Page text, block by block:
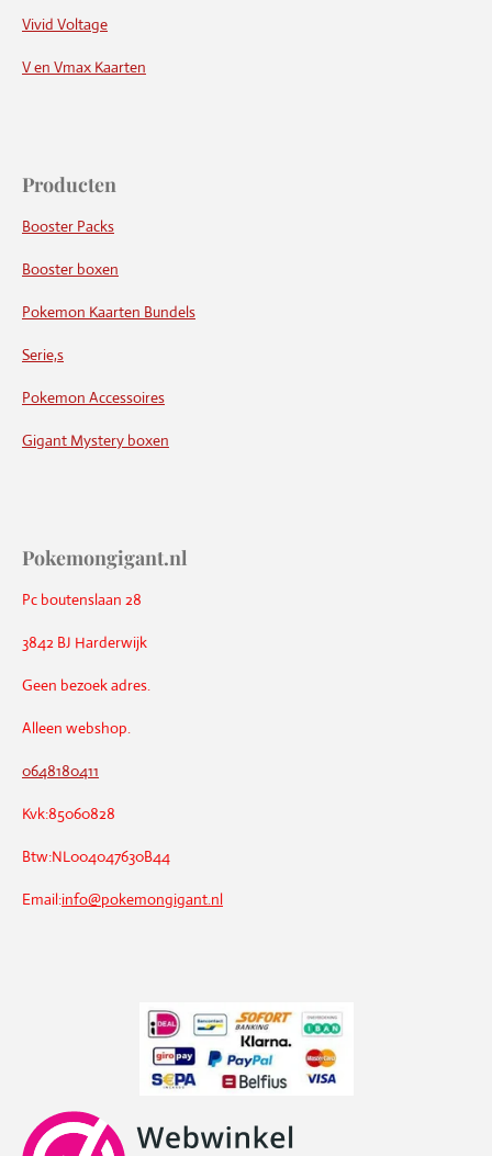
Vivid Voltage
V en Vmax Kaarten
Producten
Booster Packs
Booster boxen
Pokemon Kaarten Bundels
Serie,s
Pokemon Accessoires
Gigant Mystery boxen
Pokemongigant.nl
Pc boutenslaan 28
3842 BJ Harderwijk
Geen bezoek adres.
Alleen webshop.
0648180411
Kvk:85060828
Btw:NL004047630B44
Email:info@pokemongigant.nl